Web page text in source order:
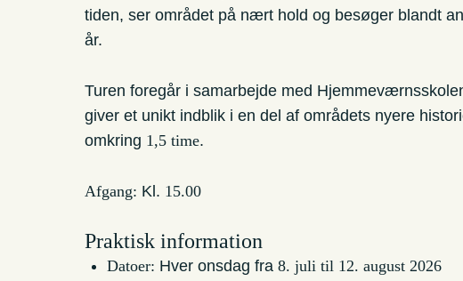
tiden, ser området på nært hold og besøger blandt
år.
Turen foregår i samarbejde med
giver et unikt indblik i en del af områdets nyere
omkring 1,5 time.
Afgang: Kl. 15.00
Praktisk information
Datoer: Hver onsdag fra 8. juli til 12. august 2026